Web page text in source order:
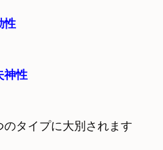
性
神性
のタイプに大別されます